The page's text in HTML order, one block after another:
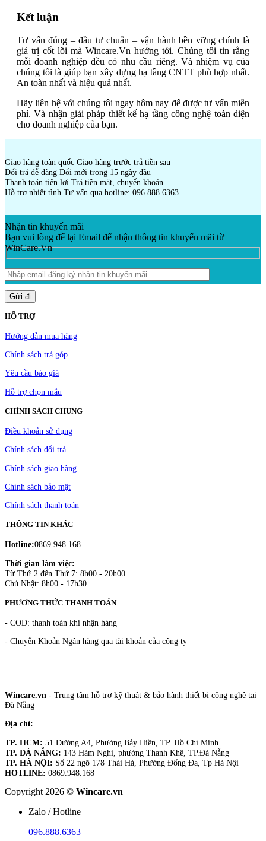
Kết luận
Tư vấn đúng – đầu tư chuẩn – vận hành bền vững chính là
giá trị cốt lõi mà Wincare.Vn hướng tới. Chúng tôi tin rằng
mỗi doanh nghiệp đều có nhu cầu riêng. Và nhiệm vụ của
chúng tôi là giúp bạn xây dựng hạ tầng CNTT phù hợp nhất.
An toàn nhất và hiệu quả nhất.
Hãy liên hệ với chúng tôi ngay hôm nay để được tư vấn miễn
phí. Và nhận giải pháp thiết kế hạ tầng công nghệ toàn diện
cho doanh nghiệp của bạn.
Giao hàng toàn quốc Giao hàng trước trả tiền sau
Đổi trả dễ dàng Đổi mới trong 15 ngày đầu
Thanh toán tiện lợi Trả tiền mặt, chuyển khoản
Hỗ trợ nhiệt tình Tư vấn qua hotline: 096.888.6363
Nhận tin khuyến mãi
Bạn vui lòng để lại Email để nhận thông tin khuyến mãi từ
WinCare.Vn
HỖ TRỢ
Hướng dẫn mua hàng
Chính sách trả góp
Yêu cầu báo giá
Hỗ trợ chọn mẫu
CHÍNH SÁCH CHUNG
Điều khoản sử dụng
Chính sách đổi trả
Chính sách giao hàng
Chính sách bảo mật
Chính sách thanh toán
THÔNG TIN KHÁC
Hotline:0869.948.168
Thời gian làm việc:
Từ Thứ 2 đến Thứ 7: 8h00 - 20h00
Chủ Nhật: 8h00 - 17h30
PHƯƠNG THỨC THANH TOÁN
- COD: thanh toán khi nhận hàng
- Chuyển Khoản Ngân hàng qua tài khoản của công ty
Wincare.vn - Trung tâm hỗ trợ kỹ thuật & bảo hành thiết bị công nghệ tại
Đà Nẵng
Địa chỉ:
TP. HCM: 51 Đường A4, Phường Bảy Hiền, TP. Hồ Chí Minh
TP. ĐÀ NẴNG: 143 Hàm Nghi, phường Thanh Khê, TP.Đà Nẵng
TP. HÀ NỘI: Số 22 ngõ 178 Thái Hà, Phường Đống Đa, Tp Hà Nội
HOTLINE: 0869.948.168
Copyright 2026 © Wincare.vn
Zalo / Hotline
096.888.6363